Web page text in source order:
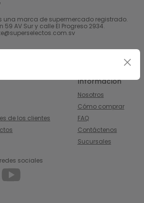
una marca de supermercado registrado.
AV Sur y calle El Progreso 2934.
de los clientes
Información
Nosotros
Cómo comprar
FAQ
Contáctenos
Sucursales
sociales